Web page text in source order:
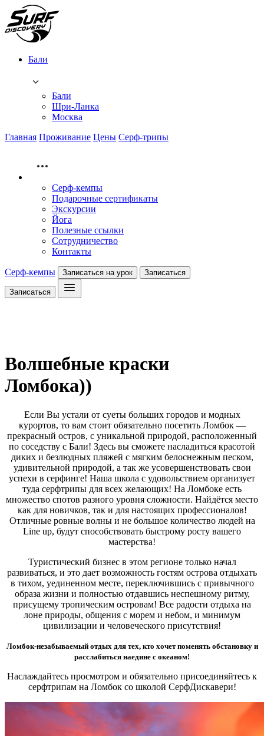
Бали
Бали
Шри-Ланка
Москва
Главная Проживание Цены Серф-трипы
Серф-кемпы
Подарочные сертификаты
Экскурсии
Йога
Полезные ссылки
Сотрудничество
Контакты
Серф-кемпы Записаться на урок Записаться
Записаться
Волшебные краски
Ломбока))
Если Вы устали от суеты больших городов и модных
курортов, то вам стоит обязательно посетить Ломбок —
прекрасный остров, с уникальной природой, расположенный
по соседству с Бали! Здесь вы сможете насладиться красотой
диких и безлюдных пляжей с мягким белоснежным песком,
удивительной природой, а так же усовершенствовать свои
успехи в серфинге! Наша школа с удовольствием организует
туда серфтрипы для всех желающих! На Ломбоке есть
множество спотов разного уровня сложности. Найдётся место
как для новичков, так и для настоящих профессионалов!
Отличные ровные волны и не большое количество людей на
Line up, будут способствовать быстрому росту вашего
мастерства!
Туристический бизнес в этом регионе только начал
развиваться, и это дает возможность гостям острова отдыхать
в тихом, уединенном месте, переключившись с привычного
образа жизни и полностью отдавшись неспешному ритму,
присущему тропическим островам! Все радости отдыха на
лоне природы, общения с морем и небом, и минимум
цивилизации и человеческого присутствия!
Ломбок-незабываемый отдых для тех, кто хочет поменять обстановку и
расслабиться наедине с океаном!
Наслаждайтесь просмотром и обязательно присоединяйтесь к
серфтрипам на Ломбок со школой СерфДискавери!